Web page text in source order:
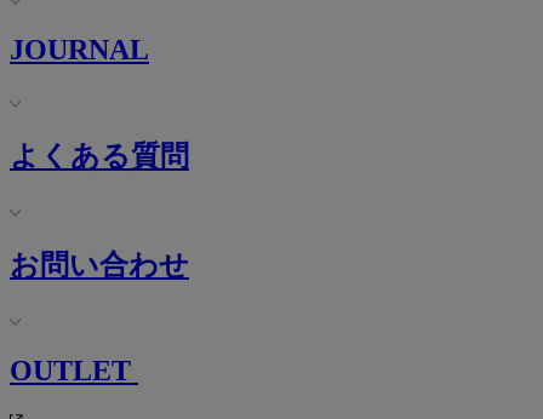
JOURNAL
よくある質問
お問い合わせ
OUTLET